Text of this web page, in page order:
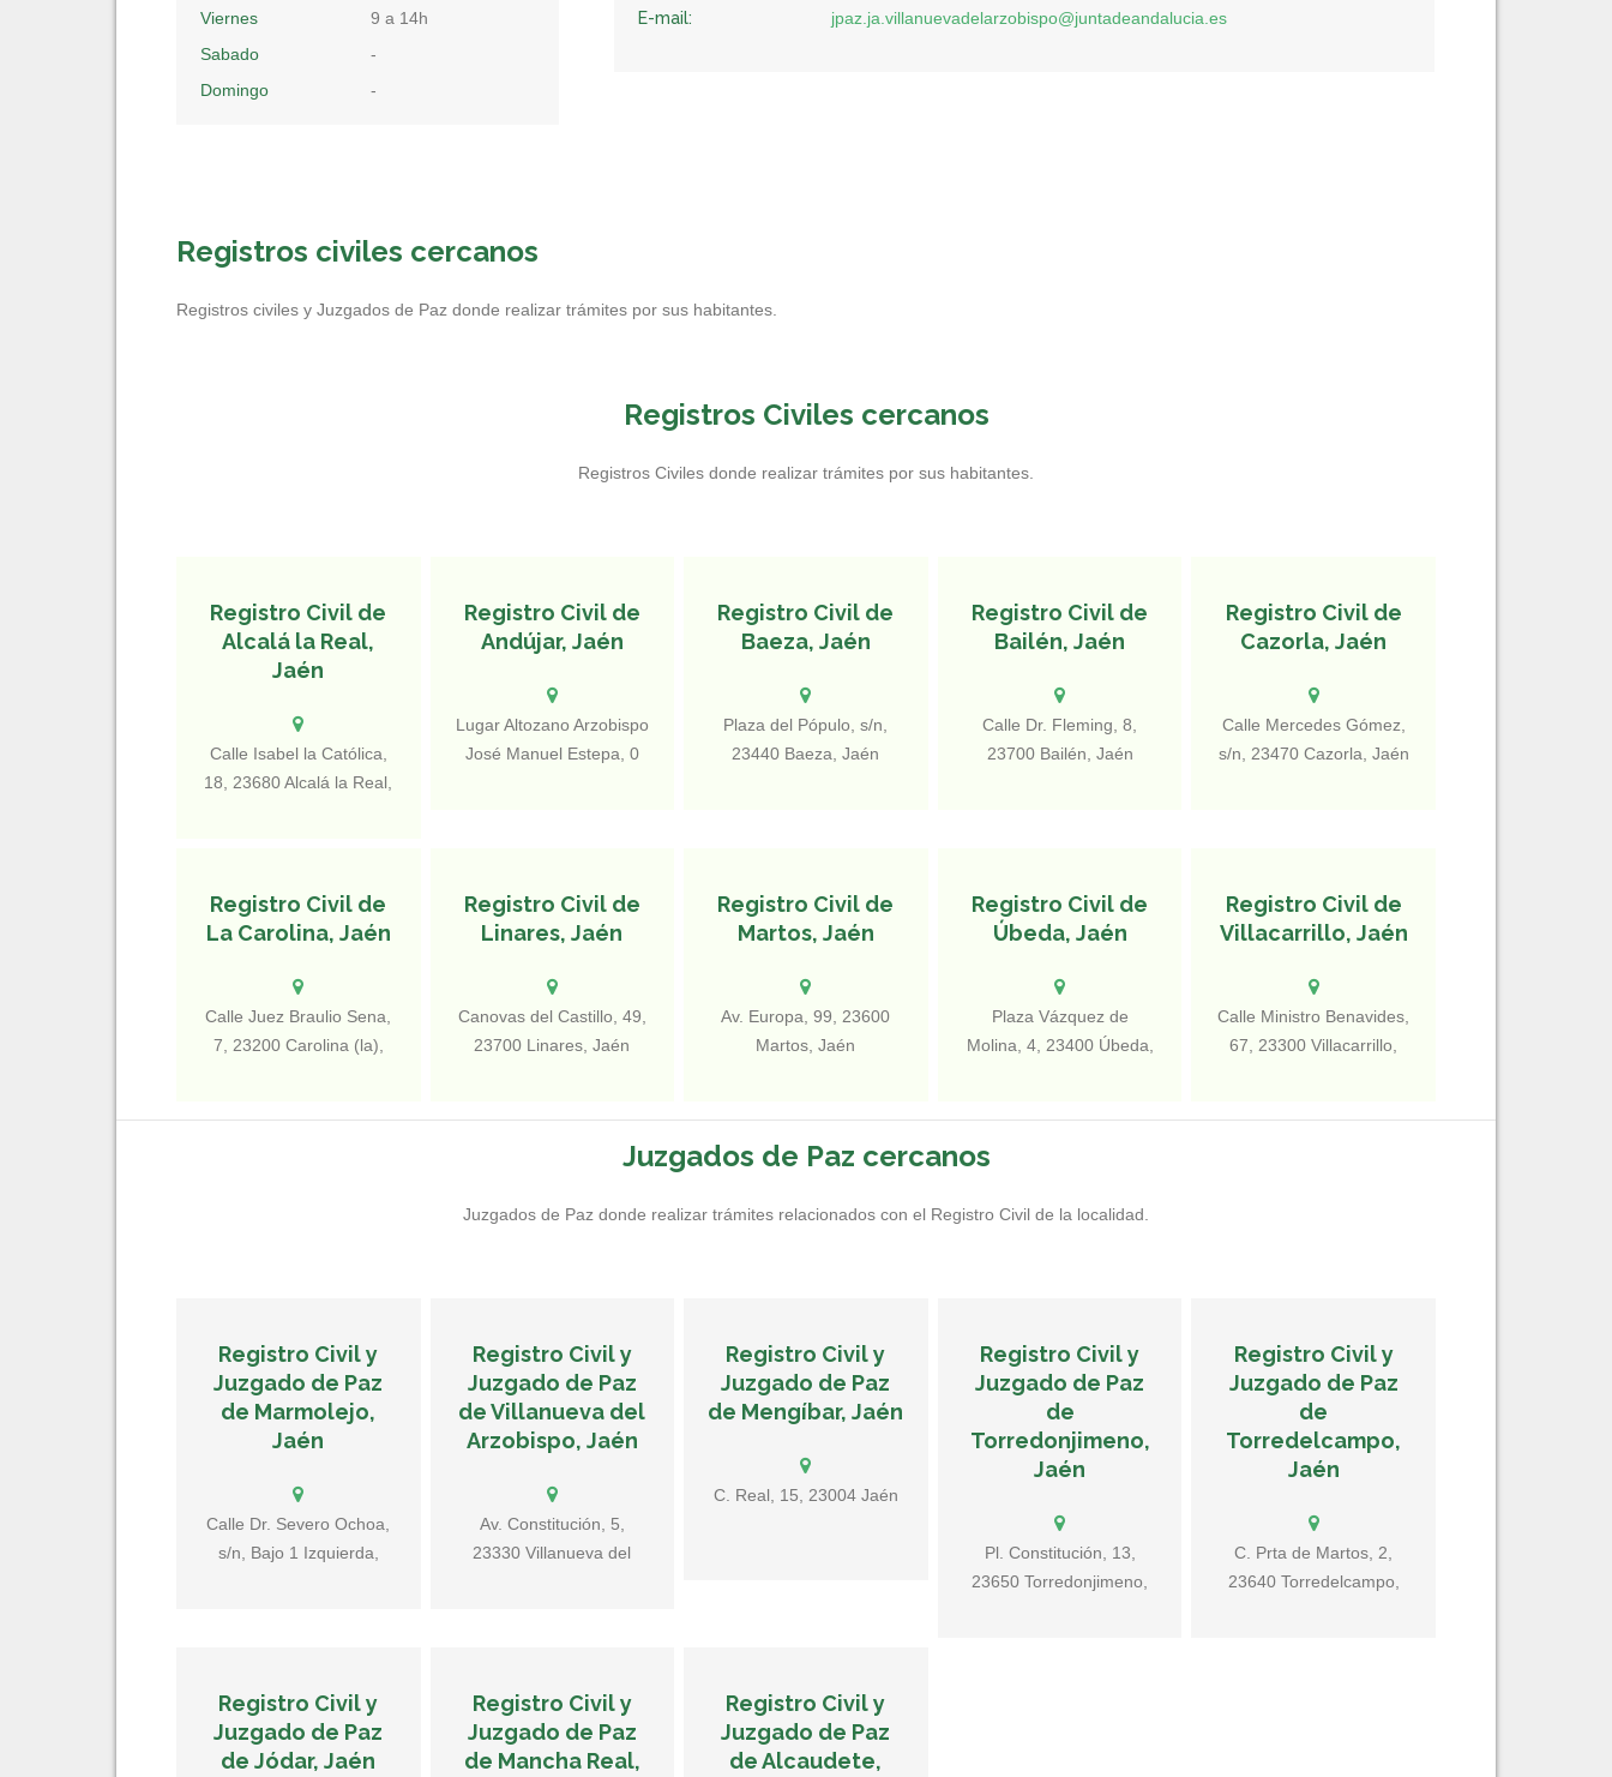
Viernes
9 a 14h
Sabado
-
Domingo
-
E-mail: jpaz.ja.villanuevadelarzobispo@juntadeandalucia.es
Registros civiles cercanos
Registros civiles y Juzgados de Paz donde realizar trámites por sus habitantes.
Registros Civiles cercanos
Registros Civiles donde realizar trámites por sus habitantes.
Registro Civil de
Alcalá la Real,
Jaén
Calle Isabel la Católica,
18, 23680 Alcalá la Real,
Registro Civil de
Andújar, Jaén
Lugar Altozano Arzobispo
José Manuel Estepa, 0
Registro Civil de
Baeza, Jaén
Plaza del Pópulo, s/n,
23440 Baeza, Jaén
Registro Civil de
Bailén, Jaén
Calle Dr. Fleming, 8,
23700 Bailén, Jaén
Registro Civil de
Cazorla, Jaén
Calle Mercedes Gómez,
s/n, 23470 Cazorla, Jaén
Registro Civil de
La Carolina, Jaén
Calle Juez Braulio Sena,
7, 23200 Carolina (la),
Registro Civil de
Linares, Jaén
Canovas del Castillo, 49,
23700 Linares, Jaén
Registro Civil de
Martos, Jaén
Av. Europa, 99, 23600
Martos, Jaén
Registro Civil de
Úbeda, Jaén
Plaza Vázquez de
Molina, 4, 23400 Úbeda,
Registro Civil de
Villacarrillo, Jaén
Calle Ministro Benavides,
67, 23300 Villacarrillo,
Juzgados de Paz cercanos
Juzgados de Paz donde realizar trámites relacionados con el Registro Civil de la localidad.
Registro Civil y
Juzgado de Paz
de Marmolejo,
Jaén
Calle Dr. Severo Ochoa,
s/n, Bajo 1 Izquierda,
Registro Civil y
Juzgado de Paz
de Villanueva del
Arzobispo, Jaén
Av. Constitución, 5,
23330 Villanueva del
Registro Civil y
Juzgado de Paz
de Mengíbar, Jaén
C. Real, 15, 23004 Jaén
Registro Civil y
Juzgado de Paz
de
Torredonjimeno,
Jaén
Pl. Constitución, 13,
23650 Torredonjimeno,
Registro Civil y
Juzgado de Paz
de
Torredelcampo,
Jaén
C. Prta de Martos, 2,
23640 Torredelcampo,
Registro Civil y
Juzgado de Paz
de Jódar, Jaén
Registro Civil y
Juzgado de Paz
de Mancha Real,
Registro Civil y
Juzgado de Paz
de Alcaudete,